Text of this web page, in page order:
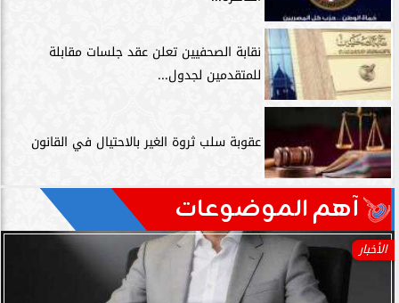
نقابة الصحفيين تعلن عقد جلسات مقابلة
للمتقدمين لجدول...
عقوبة سلب ثروة الغير بالاحتيال في القانون
آهم الموضوعات
الأخبار